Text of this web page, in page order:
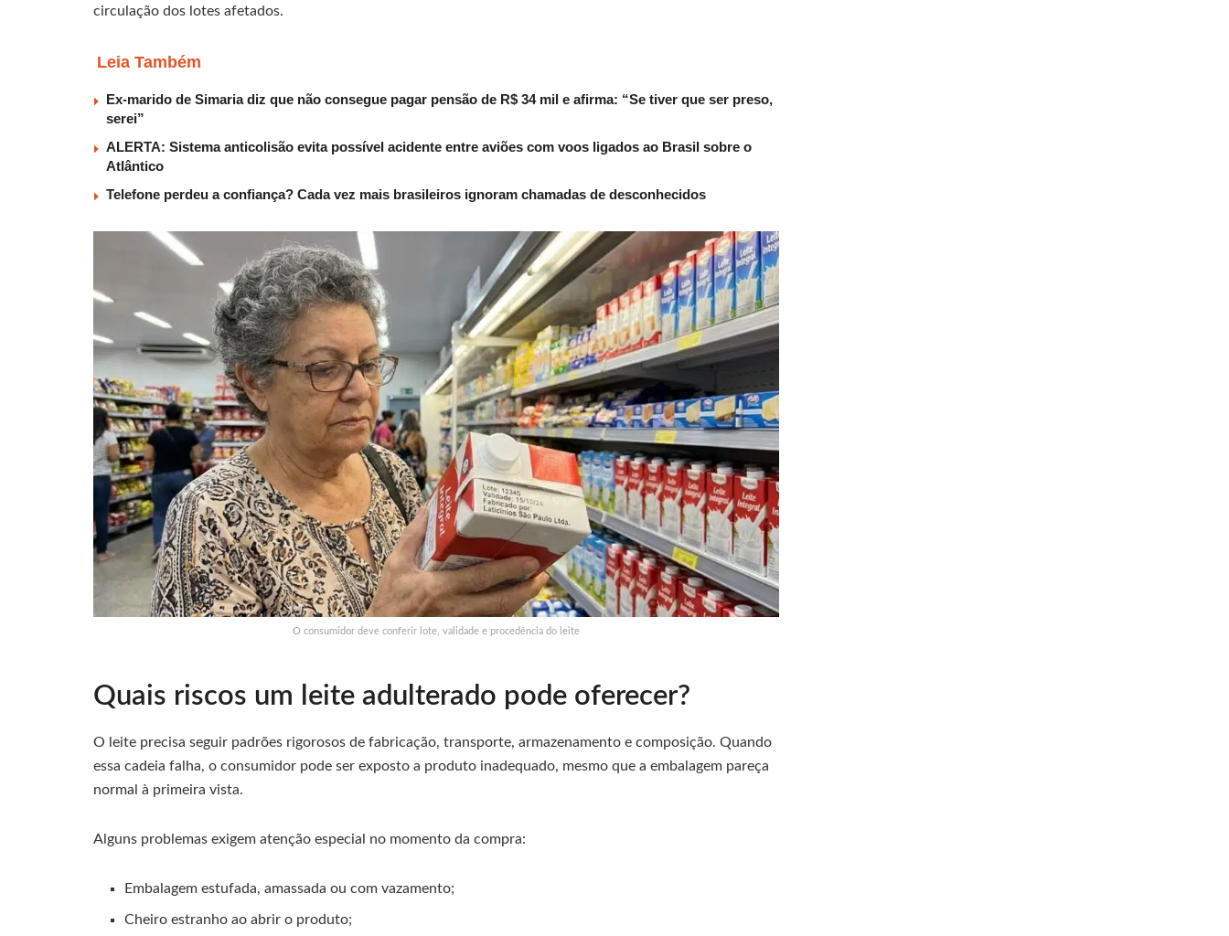
circulação dos lotes afetados.
Leia Também
Ex-marido de Simaria diz que não consegue pagar pensão de R$ 34 mil e afirma: “Se tiver que ser preso,
serei”
ALERTA: Sistema anticolisão evita possível acidente entre aviões com voos ligados ao Brasil sobre o
Atlântico
Telefone perdeu a confiança? Cada vez mais brasileiros ignoram chamadas de desconhecidos
O consumidor deve conferir lote, validade e procedência do leite
Quais riscos um leite adulterado pode oferecer?
O leite precisa seguir padrões rigorosos de fabricação, transporte, armazenamento e composição. Quando
essa cadeia falha, o consumidor pode ser exposto a produto inadequado, mesmo que a embalagem pareça
normal à primeira vista.
Alguns problemas exigem atenção especial no momento da compra:
Embalagem estufada, amassada ou com vazamento;
Cheiro estranho ao abrir o produto;